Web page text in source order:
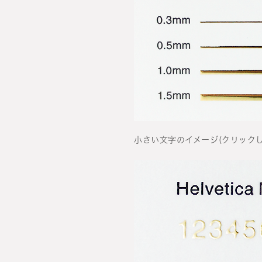
小さい文字のイメージ(クリック